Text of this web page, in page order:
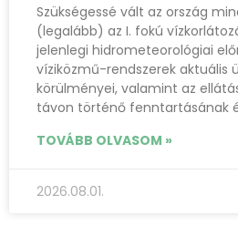
Szükségessé vált az ország
(legalább) az I. fokú
jelenlegi hidrometeorológiai
víziközmű-rendszerek aktuális
körülményei, valamint az
távon történő fenntartásának
TOVÁBB OLVASOM »
2026.08.01.